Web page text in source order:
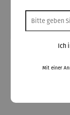
Ich
Mit einer